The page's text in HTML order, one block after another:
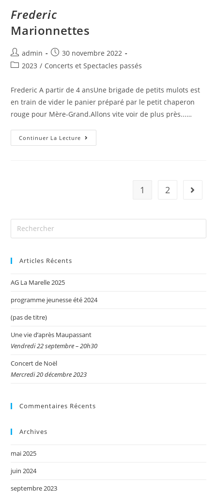
Frederic
Marionnettes
admin
30 novembre 2022
2023 / Concerts et Spectacles passés
Frederic A partir de 4 ansUne brigade de petits mulots est
en train de vider le panier préparé par le petit chaperon
rouge pour Mère-Grand.Allons vite voir de plus près...…
Continuer La Lecture
1 2
Articles Récents
AG La Marelle 2025
programme jeunesse été 2024
(pas de titre)
Une vie d’après Maupassant
Vendredi 22 septembre – 20h30
Concert de Noël
Mercredi 20 décembre 2023
Commentaires Récents
Archives
mai 2025
juin 2024
septembre 2023